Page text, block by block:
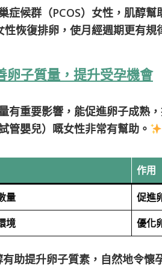
症候群（PCOS）女性，肌醇
性恢復排卵，使月經週期更有規
卵子質量，提升受孕機會
有重要影響，能促進卵子成熟
管嬰兒）嘅女性非常有幫助。
作用
量 促進
境
優化
有助提升卵子質素，自然地令懷